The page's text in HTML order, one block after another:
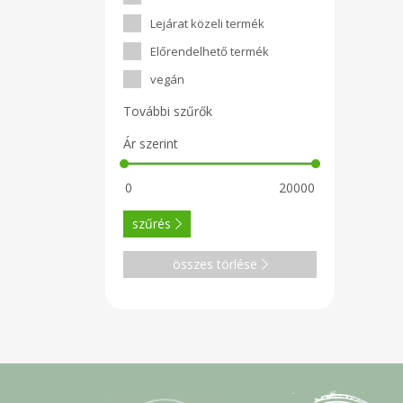
Lejárat közeli termék
Előrendelhető termék
vegán
További szűrők
Ár szerint
szűrés
összes törlése